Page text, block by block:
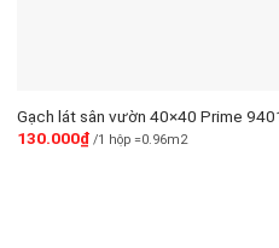
Gạch lát sân vườn 40×40 Prime
130.000₫/1 hộp =0.96m2